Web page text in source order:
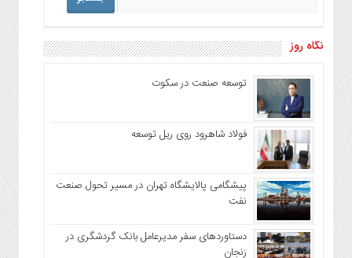
نگاه روز
توسعه صنعت در سکوت
فولاد شاهرود روی ریل توسعه
پیشگامی پالایشگاه تهران در مسیر تحول صنعت
نفت
دستاوردهای سفر مدیرعامل بانک گردشگری در
زنجان